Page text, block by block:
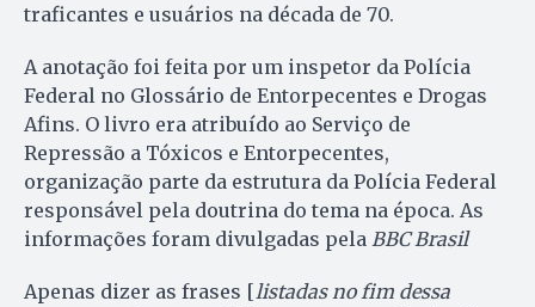
traficantes e usuários na década de 70.
A anotação foi feita por um inspetor da Polícia
Federal no Glossário de Entorpecentes e Drogas
Afins. O livro era atribuído ao Serviço de
Repressão a Tóxicos e Entorpecentes,
organização parte da estrutura da Polícia Federal
responsável pela doutrina do tema na época. As
informações foram divulgadas pela BBC Brasil
Apenas dizer as frases [listadas no fim dessa